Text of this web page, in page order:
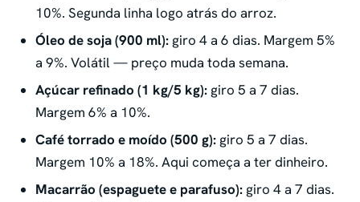
10%. Segunda linha logo atrás do arroz.
Óleo de soja (900 ml): giro 4 a 6 dias. Margem 5%
a 9%. Volátil — preço muda toda semana.
Açúcar refinado (1 kg/5 kg): giro 5 a 7 dias.
Margem 6% a 10%.
Café torrado e moído (500 g): giro 5 a 7 dias.
Margem 10% a 18%. Aqui começa a ter dinheiro.
Macarrão (espaguete e parafuso): giro 4 a 7 dias.